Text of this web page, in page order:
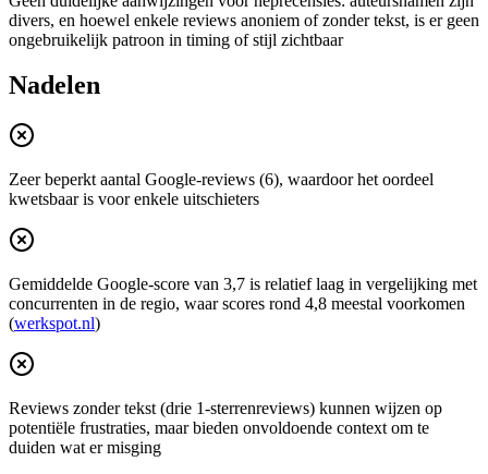
divers, en hoewel enkele reviews anoniem of zonder tekst, is er geen
ongebruikelijk patroon in timing of stijl zichtbaar
Nadelen
Zeer beperkt aantal Google‑reviews (6), waardoor het oordeel
kwetsbaar is voor enkele uitschieters
Gemiddelde Google‑score van 3,7 is relatief laag in vergelijking met
concurrenten in de regio, waar scores rond 4,8 meestal voorkomen
(werkspot.nl)
Reviews zonder tekst (drie 1‑sterrenreviews) kunnen wijzen op
potentiële frustraties, maar bieden onvoldoende context om te
duiden wat er misging